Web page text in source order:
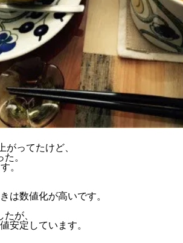
がってたけど、
。
。
は数値化が高いです。
が、
安定しています。